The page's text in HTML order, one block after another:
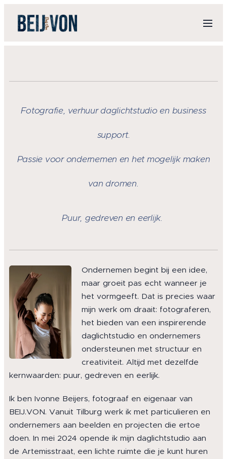
Fotografie, verhuur daglichtstudio en business
support.
Passie voor ondernemen en het mogelijk maken
van dromen.
Puur, gedreven en eerlijk.
Ondernemen begint bij een idee,
maar groeit pas echt wanneer je
het vormgeeft. Dat is precies waar
mijn werk om draait: fotograferen,
het bieden van een inspirerende
daglichtstudio en ondernemers
ondersteunen met structuur en
creativiteit. Altijd met dezelfde
kernwaarden: puur, gedreven en eerlijk.
Ik ben Ivonne Beijers, fotograaf en eigenaar van
BEIJ.VON. Vanuit Tilburg werk ik met particulieren en
ondernemers aan beelden en projecten die ertoe
doen. In mei 2024 opende ik mijn daglichtstudio aan
de Artemisstraat, een lichte ruimte die je kunt huren